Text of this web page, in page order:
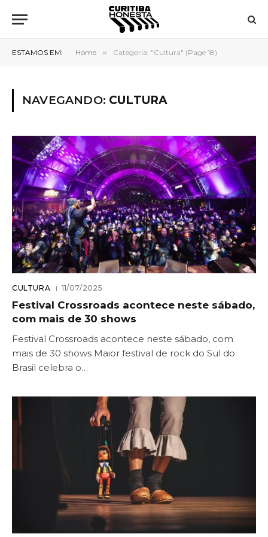
ESTAMOS EM: Home » Categoria: "Cultura" (Page 18)
NAVEGANDO: CULTURA
CULTURA 11/07/2025
Festival Crossroads acontece neste sábado,
com mais de 30 shows
Festival Crossroads acontece neste sábado, com
mais de 30 shows Maior festival de rock do Sul do
Brasil celebra o…